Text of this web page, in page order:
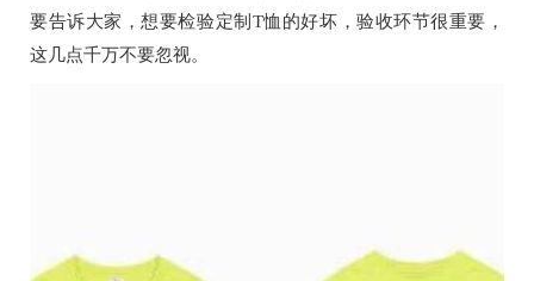
要告诉大家，想要检验定制T恤的好坏，验收环节很重要，
这几点千万不要忽视。